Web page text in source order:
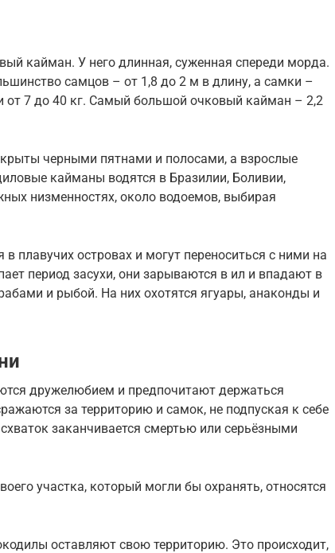
кайман. У него длинная, суженная спереди морда.
самцов – от 1,8 до 2 м в длину, а самки –
от 7 до 40 кг. Самый большой очковый кайман – 2,2
черными пятнами и полосами, а взрослые
кайманы водятся в Бразилии, Боливии,
низменностях, около водоемов, выбирая
плавучих островах и могут переноситься с ними на
период засухи, они зарываются в ил и впадают в
и рыбой. На них охотятся ягуары, анаконды и
дружелюбием и предпочитают держаться
за территорию и самок, не подпуская к себе
заканчивается смертью или серьёзными
участка, который могли бы охранять, относятся
оставляют свою территорию. Это происходит,